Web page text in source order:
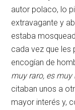
autor polaco, lo
extravagante y
estaba
cada vez que les
encogían de
muy raro, es muy
citaban unos a
mayor interés y,